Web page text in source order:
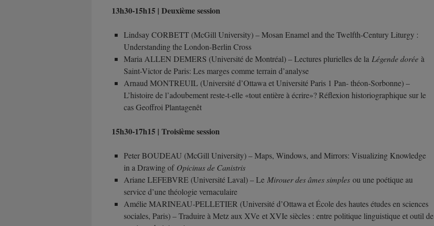
13h30-15h15 | Deuxième session
Lindsay CORBETT (McGill University) – Mosan Enamel and the Twelfth-Century Liturgy :
Understanding the London-Berlin Cross
Maria ALLEN DEMERS (Université de Montréal) – Lectures plurielles de la Légende dorée à
Saint-Victor de Paris: Les marges comme terrain d’analyse
Arnaud MONTREUIL (Université d’Ottawa et Université Paris 1 Pan- théon-Sorbonne) –
L’histoire de l’adoubement reste-t-elle «tout entière à écrire»? Réflexion historiographique sur le
cas Geoffroi Plantagenêt
15h30-17h15 | Troisième session
Peter BOUDEAU (McGill University) – Maps, Windows, and Mirrors: Visualizing Knowledge
in a Drawing of Opicinus de Canistris
Ariane LEFEBVRE (Université Laval) – Le Mirouer des âmes simples ou une poétique au
service d’une théologie vernaculaire
Amélie MARINEAU-PELLETIER (Université d’Ottawa et École des hautes études en sciences
sociales, Paris) – Traduire à Metz aux XVe et XVIe siècles : entre politique linguistique et outil de